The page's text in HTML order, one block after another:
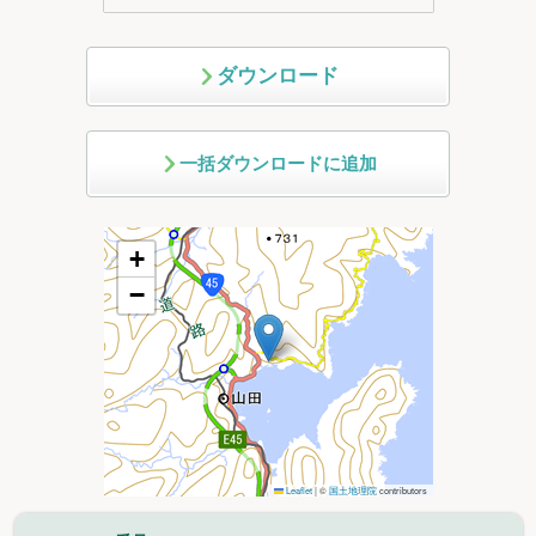
ダウンロード
一括ダウンロードに追加
+
−
Leaflet|©国土地理院contributors